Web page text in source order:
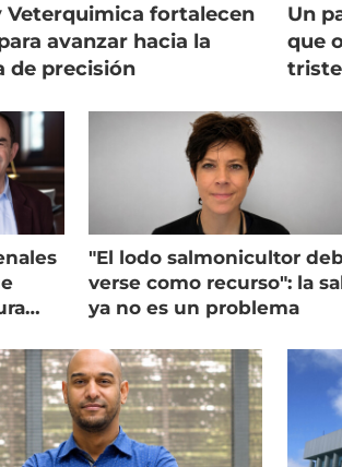
Veterquimica fortalecen
avanzar hacia la
de precisión
Un
que
"El lodo salmonicultor
verse como recurso": la
ya no es un problema